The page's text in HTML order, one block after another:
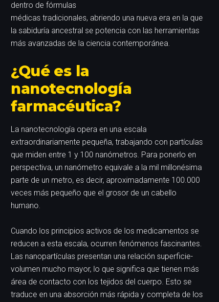
dentro de fórmulas
médicas tradicionales, abriendo una nueva era en la que
la sabiduría ancestral se potencia con las herramientas
más avanzadas de la ciencia contemporánea.
¿Qué es la
nanotecnología
farmacéutica?
La nanotecnología opera en una escala
extraordinariamente pequeña, trabajando con partículas
que miden entre 1 y 100 nanómetros. Para ponerlo en
perspectiva, un nanómetro equivale a la mil millonésima
parte de un metro, es decir, aproximadamente 100.000
veces más pequeño que el grosor de un cabello
humano.
Cuando los principios activos de los medicamentos se
reducen a esta escala, ocurren fenómenos fascinantes.
Las nanopartículas presentan una relación superficie-
volumen mucho mayor, lo que significa que tienen más
área de contacto con los tejidos del cuerpo. Esto se
traduce en una absorción más rápida y completa de los